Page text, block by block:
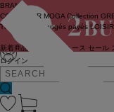
ログイン
BRAND
COUTURIER MOGA Collection
TRISTESSE
congés payés LOISIR
新着商品 ニュース セール